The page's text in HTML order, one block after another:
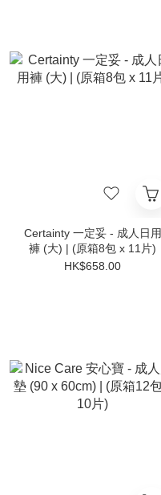
Certainty 一定妥 - 成人日用
褲 (大) | (原箱8包 x 11片)
HK$658.00